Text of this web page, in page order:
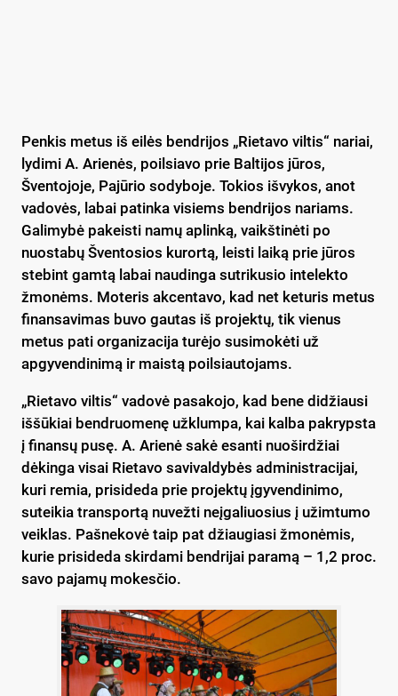
Penkis metus iš eilės bendrijos „Rietavo viltis“ nariai,
lydimi A. Arienės, poilsiavo prie Baltijos jūros,
Šventojoje, Pajūrio sodyboje. Tokios išvykos, anot
vadovės, labai patinka visiems bendrijos nariams.
Galimybė pakeisti namų aplinką, vaikštinėti po
nuostabų Šventosios kurortą, leisti laiką prie jūros
stebint gamtą labai naudinga sutrikusio intelekto
žmonėms. Moteris akcentavo, kad net keturis metus
finansavimas buvo gautas iš projektų, tik vienus
metus pati organizacija turėjo susimokėti už
apgyvendinimą ir maistą poilsiautojams.
„Rietavo viltis“ vadovė pasakojo, kad bene didžiausi
iššūkiai bendruomenę užklumpa, kai kalba pakrypsta
į finansų pusę. A. Arienė sakė esanti nuoširdžiai
dėkinga visai Rietavo savivaldybės administracijai,
kuri remia, prisideda prie projektų įgyvendinimo,
suteikia transportą nuvežti neįgaliuosius į užimtumo
veiklas. Pašnekovė taip pat džiaugiasi žmonėmis,
kurie prisideda skirdami bendrijai paramą – 1,2 proc.
savo pajamų mokesčio.